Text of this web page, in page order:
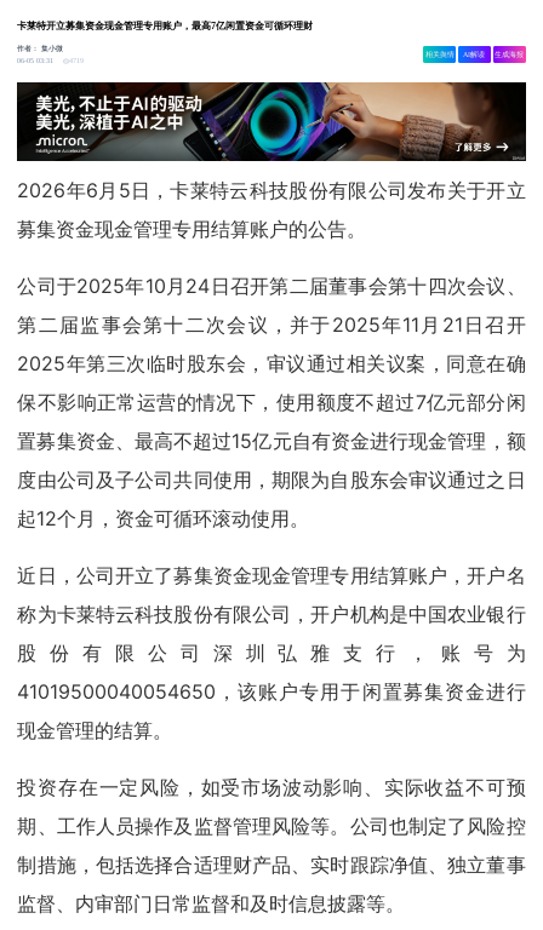
卡莱特开立募集资金现金管理专用账户，最高7亿闲置资金可循环理财
作者：集小微
06-05 03:31
4719
相关舆情 AI解读 生成海报
2026年6月5日，卡莱特云科技股份有限公司发布关于开立
募集资金现金管理专用结算账户的公告。
公司于2025年10月24日召开第二届董事会第十四次会议、
第二届监事会第十二次会议，并于2025年11月21日召开
2025年第三次临时股东会，审议通过相关议案，同意在确
保不影响正常运营的情况下，使用额度不超过7亿元部分闲
置募集资金、最高不超过15亿元自有资金进行现金管理，额
度由公司及子公司共同使用，期限为自股东会审议通过之日
起12个月，资金可循环滚动使用。
近日，公司开立了募集资金现金管理专用结算账户，开户名
称为卡莱特云科技股份有限公司，开户机构是中国农业银行
股份有限公司深圳弘雅支行，账号为
41019500040054650，该账户专用于闲置募集资金进行
现金管理的结算。
投资存在一定风险，如受市场波动影响、实际收益不可预
期、工作人员操作及监督管理风险等。公司也制定了风险控
制措施，包括选择合适理财产品、实时跟踪净值、独立董事
监督、内审部门日常监督和及时信息披露等。